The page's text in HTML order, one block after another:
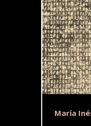
María